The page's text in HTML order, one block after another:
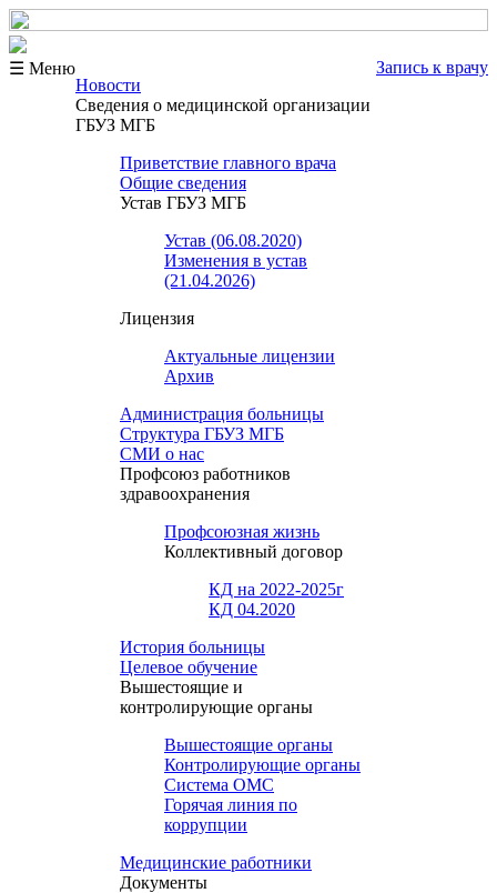
☰ Меню
Запись к врачу
Новости
Сведения о медицинской организации
ГБУЗ МГБ
Приветствие главного врача
Общие сведения
Устав ГБУЗ МГБ
Устав (06.08.2020)
Изменения в устав
(21.04.2026)
Лицензия
Актуальные лицензии
Архив
Администрация больницы
Структура ГБУЗ МГБ
СМИ о нас
Профсоюз работников
здравоохранения
Профсоюзная жизнь
Коллективный договор
КД на 2022-2025г
КД 04.2020
История больницы
Целевое обучение
Вышестоящие и
контролирующие органы
Вышестоящие органы
Контролирующие органы
Система ОМС
Горячая линия по
коррупции
Медицинские работники
Документы